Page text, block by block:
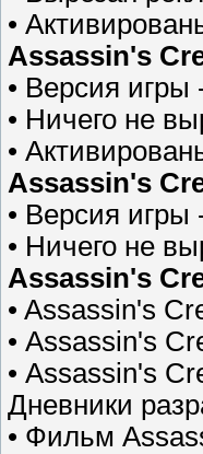
•
Assassin's
• Версия игры
• Ничего не
•
Assassin's
• Версия игры
• Ничего не
Assassin's
• Assassin's
• Assassin's
• Assassin's
Дневники
• Фильм